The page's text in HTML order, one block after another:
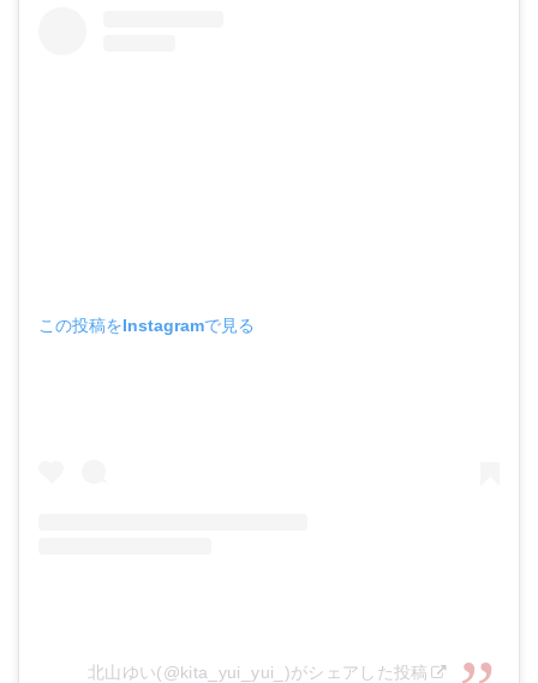
この投稿をInstagramで見る
北山ゆい(@kita_yui_yui_)がシェアした投稿